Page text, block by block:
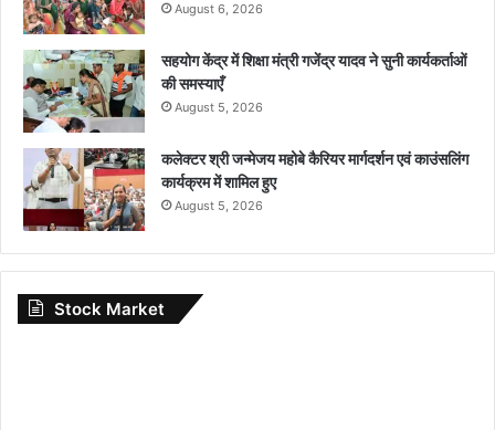
August 6, 2026
सहयोग केंद्र में शिक्षा मंत्री गजेंद्र यादव ने सुनी कार्यकर्ताओं
की समस्याएँ
August 5, 2026
कलेक्टर श्री जन्मेजय महोबे कैरियर मार्गदर्शन एवं काउंसलिंग
कार्यक्रम में शामिल हुए
August 5, 2026
Stock Market